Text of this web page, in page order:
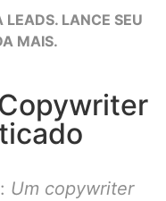
LEADS. LANCE SEU
MAIS.
Um copywriter